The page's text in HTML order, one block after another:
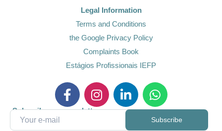
Legal Information
Terms and Conditions
the Google Privacy Policy
Complaints Book
Estágios Profissionais IEFP
Subscribe our newsletter